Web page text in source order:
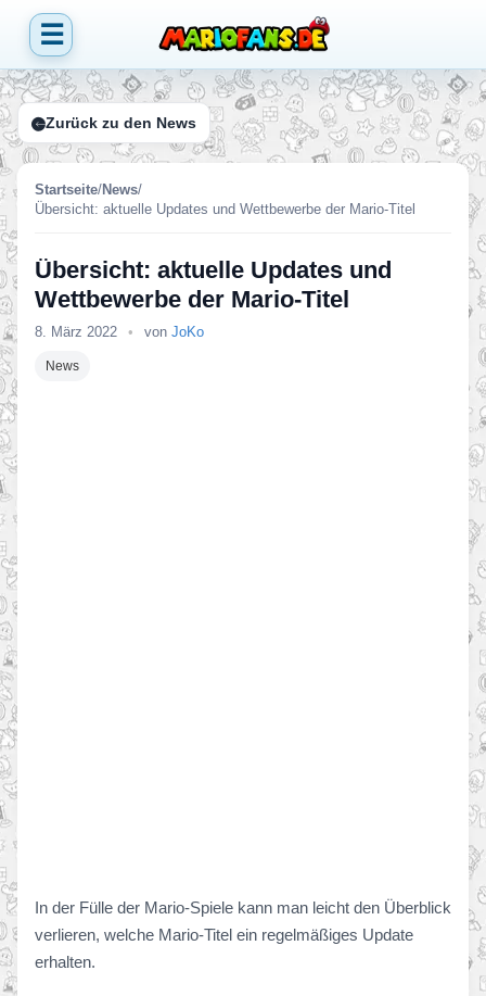
☰
Zurück zu den News
Startseite/News/
Übersicht: aktuelle Updates und Wettbewerbe der Mario-Titel
Übersicht: aktuelle Updates und
Wettbewerbe der Mario-Titel
8. März 2022 • von JoKo
News
In der Fülle der Mario-Spiele kann man leicht den Überblick
verlieren, welche Mario-Titel ein regelmäßiges Update
erhalten.